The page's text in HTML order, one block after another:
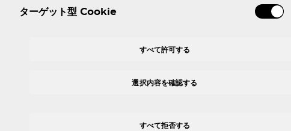
・炭酸の泡をまとったイチゴのイラストが「コカ･
https://www.facebook.com/
https://
■Twitterで「コカ･コーラ ストロベリー」のプレゼントキャンペ
「コカ･コーラ ストロベリー」は、発売日の1月20日（月）か
ターゲット型 Cookie
すべて許可する
すべて拒否する
選択内容を確認する